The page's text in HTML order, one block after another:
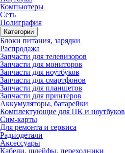
Компьютеры
Сеть
Полиграфия
Категории
Блоки питания, зарядки
Распродажа
Запчасти для телевизоров
Запчасти для мониторов
Запчасти для ноутбуков
Запчасти для смартфонов
Запчасти для планшетов
Запчасти для принтеров
Аккумуляторы, батарейки
Комплектующие для ПК и ноутбуков
Сим-карты
Для ремонта и сервиса
Радиодетали
Аксессуары
Кабели, шлейфы, переходники